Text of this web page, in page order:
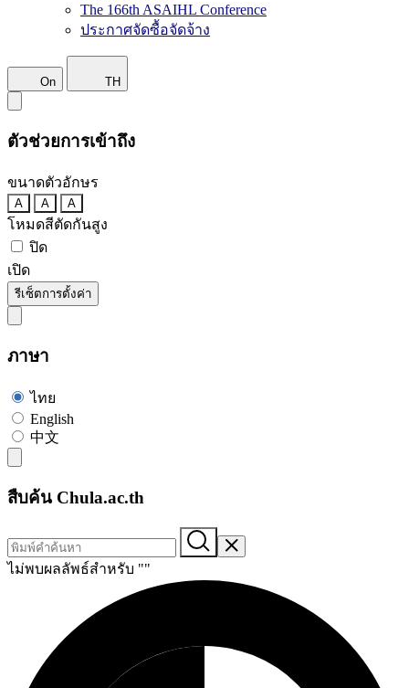
The 166th ASAIHL Conference
ประกาศจัดซื้อจัดจ้าง
On TH
ตัวช่วยการเข้าถึง
ขนาดตัวอักษร
A A A
โหมดสีตัดกันสูง
ปิด
เปิด
รีเซ็ตการตั้งค่า
ภาษา
ไทย
English
中文
สืบค้น Chula.ac.th
ไม่พบผลลัพธ์สำหรับ ""